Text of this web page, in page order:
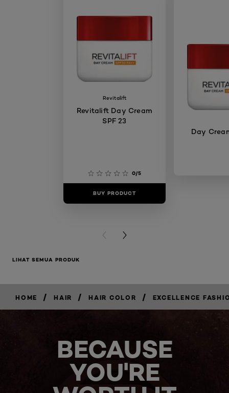
Revitalift
Revitalift Day Cream
SPF 23
0/5
BUY PRODUCT
Day
PREVIOUS CARD
NEXT CARD
LIHAT SEMUA PRODUK
HOME / HAIR / HAIR COLOR / EXCELLENCE
BECAUSE
YOU'RE